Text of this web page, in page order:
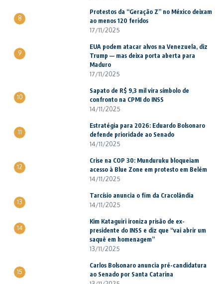
8
Protestos da “Geração Z” no México deixam
ao menos 120 feridos
17/11/2025
9
EUA podem atacar alvos na Venezuela, diz
Trump — mas deixa porta aberta para
Maduro
17/11/2025
10
Sapato de R$ 9,3 mil vira símbolo de
confronto na CPMI do INSS
14/11/2025
11
Estratégia para 2026: Eduardo Bolsonaro
defende prioridade ao Senado
14/11/2025
12
Crise na COP 30: Munduruku bloqueiam
acesso à Blue Zone em protesto em Belém
14/11/2025
13
Tarcísio anuncia o fim da Cracolândia
14/11/2025
14
Kim Kataguiri ironiza prisão de ex-
presidente do INSS e diz que “vai abrir um
saquê em homenagem”
13/11/2025
15
Carlos Bolsonaro anuncia pré-candidatura
ao Senado por Santa Catarina